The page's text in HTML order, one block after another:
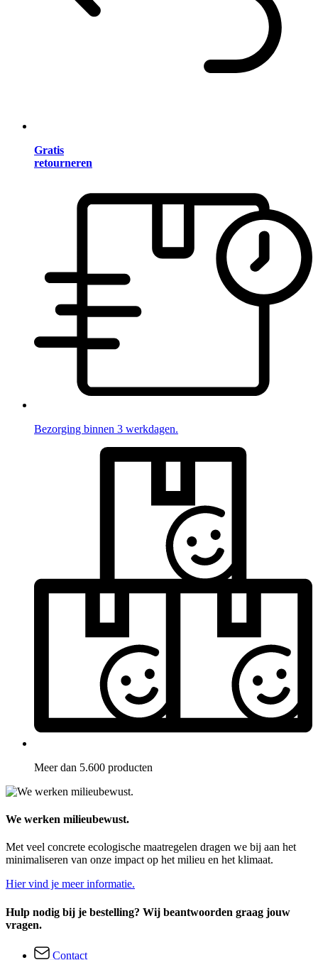
Gratis
retourneren
Bezorging binnen 3 werkdagen.
Meer dan 5.600 producten
We werken milieubewust.
Met veel concrete ecologische maatregelen dragen we bij aan het
minimaliseren van onze impact op het milieu en het klimaat.
Hier vind je meer informatie.
Hulp nodig bij je bestelling? Wij beantwoorden graag jouw
vragen.
Contact